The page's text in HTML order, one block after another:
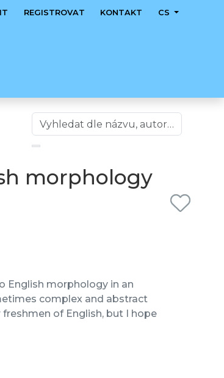
REGISTROVAT KONTAKT CS
morphology
English morphology in an
complex and abstract
of English, but I hope